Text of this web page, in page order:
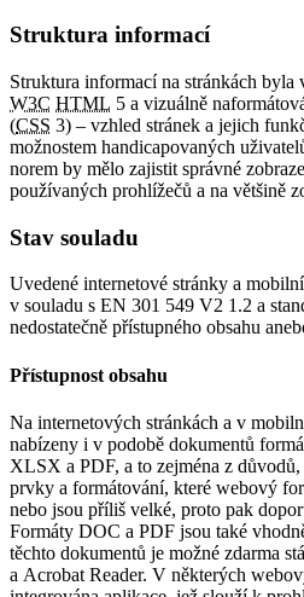
Struktura informací
Struktura informací na stránkách byla
W3C HTML 5 a vizuálně
(CSS 3) – vzhled stránek a jejich
možnostem handicapovaných
norem by mělo zajistit správné
používaných prohlížečů a na většině
Stav souladu
Uvedené internetové stránky a
v souladu s EN 301 549 V2 1.2 a
nedostatečně přístupného obsahu
Přístupnost obsahu
Na internetových stránkách a v
nabízeny i v podobě dokumentů
XLSX a PDF, a to zejména z
prvky a formátování, které webový
nebo jsou příliš velké, proto pak
Formáty DOC a PDF jsou také
těchto dokumentů je možné zdarma
a Acrobat Reader. V některých